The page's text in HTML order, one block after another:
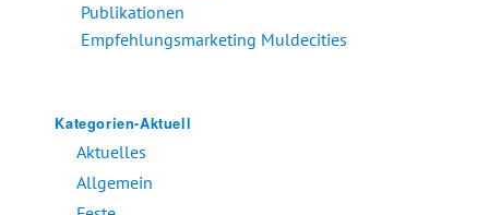
Publikationen
Empfehlungsmarketing Muldecities
Kategorien-Aktuell
Aktuelles
Allgemein